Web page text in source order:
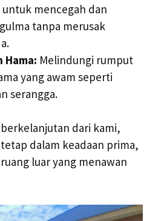
mencegah dan
tanpa merusak
Hama: Melindungi rumput
yang awam seperti
serangga.
dari kami,
dalam keadaan prima,
luar yang menawan